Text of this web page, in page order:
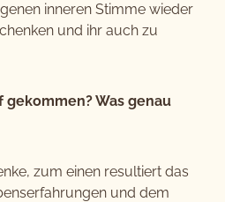
inneren Stimme wieder
und ihr auch zu
gekommen? Was genau
zum einen resultiert das
und dem